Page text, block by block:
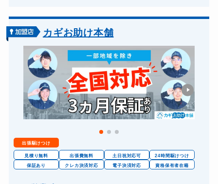
バイクカギ開け
バイクカギ作成 16,500円～(税込)
スーツケースカギ開け 8,800円～(税込)
スーツケースカギ作成 8,800円～(税込)
金庫カギ開け 14,300円～(税込)
金庫カギ修理 11,000円～(税込)
ロッカーカギ開け 8,800円～(税込)
ドアノブカギ開け 10,780円～(税込)
カギお助け本舗
出張駆けつけ
見積り無料 出張費無料 土日祝対応可
24時間駆けつけ
保証あり
クレカ決済対応 電子決済対応 資格保有者在籍